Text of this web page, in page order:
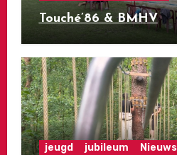
Touché’86 & BMHV
jeugd jubileum Nieuws